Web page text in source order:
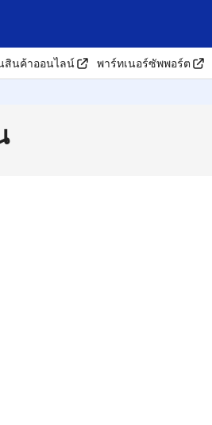
สินค้าออนไลน์ พาร์ทเนอร์ซัพพอร์ต